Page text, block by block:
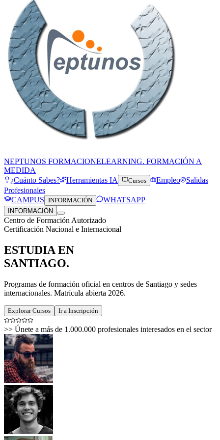
NEPTUNOS FORMACIONELEARNING. FORMACIÓN A
MEDIDA
¿Cuánto Sabes?
Herramientas IA Cursos Empleo
Salidas
Profesionales
CAMPUS INFORMACIÓN WHATSAPP
INFORMACIÓN
Centro de Formación Autorizado
Certificación Nacional e Internacional
ESTUDIA EN
SANTIAGO.
Programas de formación oficial en centros de Santiago y sedes
internacionales. Matrícula abierta 2026.
Explorar Cursos Ir a Inscripción
>> Únete a más de 1.000.000 profesionales interesados en el sector